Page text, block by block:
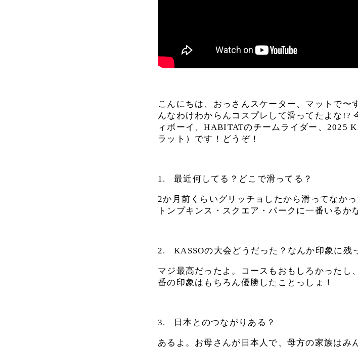
こんにちは、おっさんスケーター、マットで〜
んなわけわからんコスプレして滑ってたよな!?
ィボーイ、HABITATのチームライダー、2025
ラット）です！どうぞ！
1. 最近何してる？どこで滑ってる？
2か月前くらいグリッチョしたから滑ってなか
トンプキンス・スクエア・パークに一番いるか
2. KASSOの大会どうだった？なんか印象に残
マジ最高だったよ。コースもおもしろかったし
番の印象はもちろん優勝したことっしょ！
3. 日本とのつながりある？
あるよ。お母さんが日本人で、母方の家族はみ